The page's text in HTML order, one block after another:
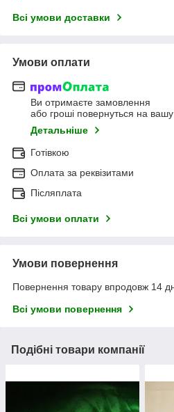
Всі умови доставки
Умови оплати
Ви отримаєте замовлення
або гроші повернуться на вашу
Детальніше
Готівкою
Оплата за реквізитами
Післяплата
Всі умови оплати
Умови повернення
Повернення товару впродовж 14
Всі умови повернення
Подібні товари компанії